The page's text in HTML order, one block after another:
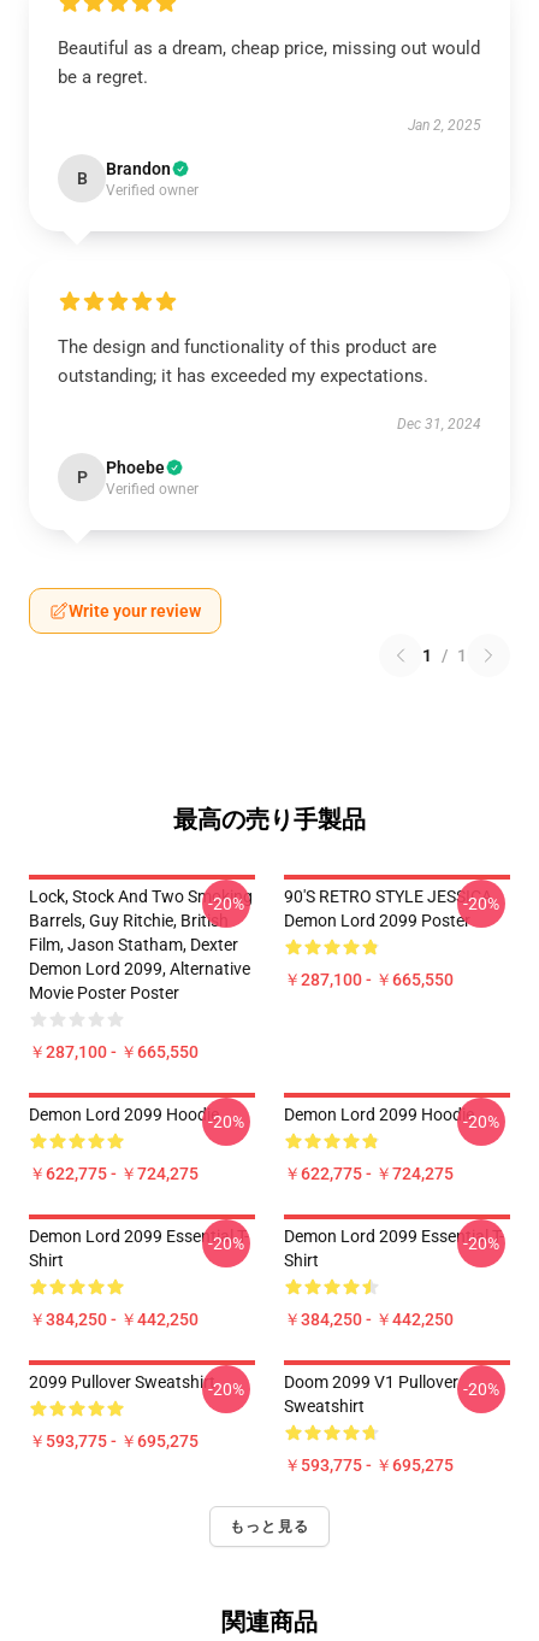
Beautiful as a dream, cheap price, missing out would
be a regret.
Jan 2, 2025
B Brandon
Verified owner
The design and functionality of this product are
outstanding; it has exceeded my expectations.
Dec 31, 2024
P Phoebe
Verified owner
Write your review
1 / 1
最高の売り手製品
Lock, Stock And Two Smoking
Barrels, Guy Ritchie, British
Film, Jason Statham, Dexter
Demon Lord 2099, Alternative
Movie Poster Poster
￥287,100 - ￥665,550
-20%
90'S RETRO STYLE JESSICA
Demon Lord 2099 Poster
￥287,100 - ￥665,550
-20%
Demon Lord 2099 Hoodie
￥622,775 - ￥724,275
-20% Demon Lord 2099 Hoodie
￥622,775 - ￥724,275
-20%
Demon Lord 2099 Essential T-
Shirt
￥384,250 - ￥442,250
-20%
Demon Lord 2099 Essential T-
Shirt
￥384,250 - ￥442,250
-20%
2099 Pullover Sweatshirt
￥593,775 - ￥695,275
-20%
Doom 2099 V1 Pullover
Sweatshirt
￥593,775 - ￥695,275
-20%
もっと見る
関連商品